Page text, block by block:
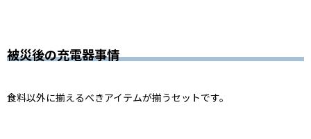
被災後の充電器事情
食料以外に揃えるべきアイテムが揃うセットです。